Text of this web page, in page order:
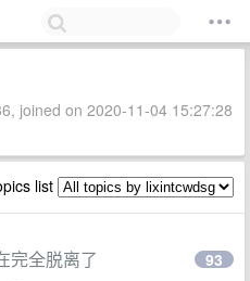
joined on 2020-11-04 15:27:28
list
完全脱离了 93